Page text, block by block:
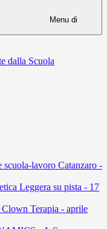
Menu di
dalla Scuola
scuola-lavoro Catanzaro -
Leggera su pista - 17
Terapia - aprile